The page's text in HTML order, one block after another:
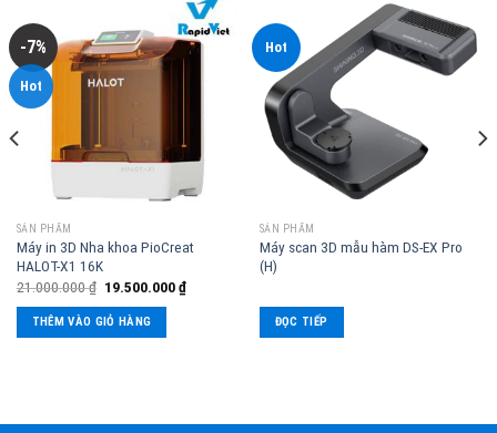
-7%
Hot
SẢN PHẨM
Máy in 3D Nha khoa PioCreat
HALOT-X1 16K
21.000.000₫ 19.500.000₫
THÊM VÀO GIỎ HÀNG
Hot
SẢN PHẨM
Máy scan 3D mẫu hàm DS-EX Pro
(H)
ĐỌC TIẾP